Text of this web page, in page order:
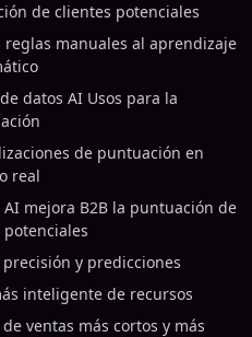
de clientes potenciales
reglas manuales al aprendizaje
datos AI Usos para la
de puntuación en
real
AI mejora B2B la puntuación de
y predicciones
inteligente de recursos
de ventas más cortos y más